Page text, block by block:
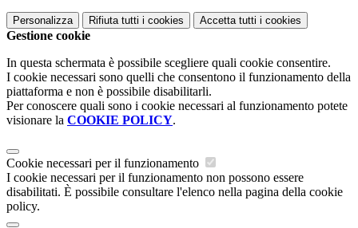
Personalizza Rifiuta tutti i cookies Accetta tutti i cookies
Gestione cookie
In questa schermata è possibile scegliere quali cookie consentire.
I cookie necessari sono quelli che consentono il funzionamento della
piattaforma e non è possibile disabilitarli.
Per conoscere quali sono i cookie necessari al funzionamento potete
visionare la COOKIE POLICY.
Cookie necessari per il funzionamento
I cookie necessari per il funzionamento non possono essere
disabilitati. È possibile consultare l'elenco nella pagina della cookie
policy.